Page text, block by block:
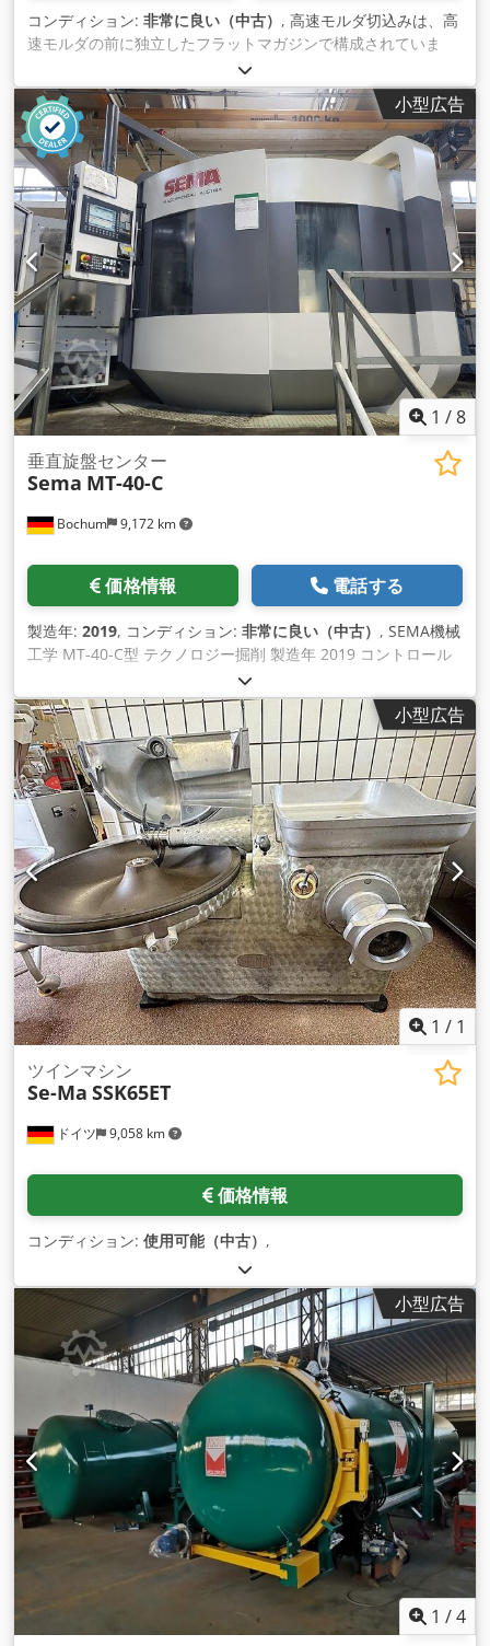
コンディション: 非常に良い（中古） , 高速モルダ切込みは、高
速モルダの前に独立したフラットマガジンで構成されていま
す。インフィードマガジンは、5.5kW油圧ユニット（ 最大
140m/min）の油圧モーターで駆動されます。 Djdpfxowgbxzs
Al Rskr 供給原料のバッファーは、チェーンクロスフィーダー
上に横並びで整列されます。チェーンフィーダーはフェンスま
で部品を搬送します。フェ ンスに隣接するパーツは光ビームで
検出され、最初のローラーが上昇して進入を許可し、搬送ロー
ラーがワークをプレーナーのフィードローラー の下に押し込み
ます。プレーナーの最初の送りローラーは、EM814の運転を可
能にするためにフリーホイールローラーである必要があります
。
小型広告
1 /8
Bochum 9,172 km
垂直旋盤センター
Sema MT-40-C
価格情報 電話する
製造年: 2019, コンディション: 非常に良い（中古） , SEMA機械
工学 MT-40-C型 テクノロジー掘削 製造年 2019 コントロール
ユニット 技術仕様 操舵 - CNC制御：SIEMENS 840 D SL 寸法
と重量 - 必要スペース（左/右）：13,480 mm - 必要スペース
（フロント/リア）：10,502 mm - 全高：4,532 mm - 総重量:
約23,000キログラム 電気接続データ - 消費電力（合計）：
210kW - 接続電圧：400 V - 電源周波数: 50 Hz 11ステーション
の基本マシン Dsdpfjwf R N Hjx Al Rjkr 1. ステーション 1: 多
軸ハンドリングによるコンポーネントのロード。 2. ステーショ
ン 2: クラウンタレット *Sauter 112* (3 スピンドルユニット、
HSK 40)、内部冷却 (IKZ) 付き、最大。回転数15,000rpm。 3.
ステーション 3: 外部冷却機能付きクラウンタレット *Sauter
112* (3 スピンドルユニット、HSK 40)。 - さらに：2軸ユニッ
ト*SEMA AE2-35 / 50 / NC*×1。 4. ステーション 4: 内部冷却
付きスピンドル ユニット SE-HSK 50C × 1、最大。回転数
15,000rpm。 5. ステーション5：内部冷却機能付きクラウンタ
レット*Sauter 112*（3スピンドルユニット、HSK 40）×1。
6. ステーション 6: 内部冷却機能付きクラウンタレット
*Sauter 112* (3 スピンドルユニット、HSK 40) × 1。 - さら
に：2軸ユニット*SEMA AE1-35 / 50 / NC*×1。 7. ステーショ
ン 7: C 軸位置決めユニットを含む油圧ドッキング ユニット。 -
ン 8: C 軸位置決め機能を含む油圧ドッキング ユニット。 - さ
ユニット*SEMA AE3-35 / 50 / NC*×1。 10. ステーション 10:
固定統合アングル ヘッド *Benz S-35/50/NC*。 11. ステーシ
ョン11: 吹き飛ばし用クリーニングユニット(内側/外側)。 --- 構
造化に関する注意事項: - 情報はテーマ別にグループ化されてい
ます (制御、寸法、電気、ステーション)。 - スピンドルタイ
プ、冷却、速度などの技術的な詳細が正確に記載されていま
す。 - モデルとメーカー（*Sauter、SEMA、Benz*）が強調表
示されます。 - 混乱を避けるために、ステーション 7 と 8 はよ
り明確に区別されています。 - 読みやすさを向上させる一貫し
たフォーマット。 さらに調整が必要ですか? 😊 シーメンス シ
ヌメリク NCU 730.3BPN 840DSI 電気容量210KW 発売日 2025
年5月 重量23トン
小型広告
1 / 1
ドイツ 9,058 km
ツインマシン
Se-Ma SSK65ET
価格情報
コンディション: 使用可能（中古） ,
小型広告
1 /4